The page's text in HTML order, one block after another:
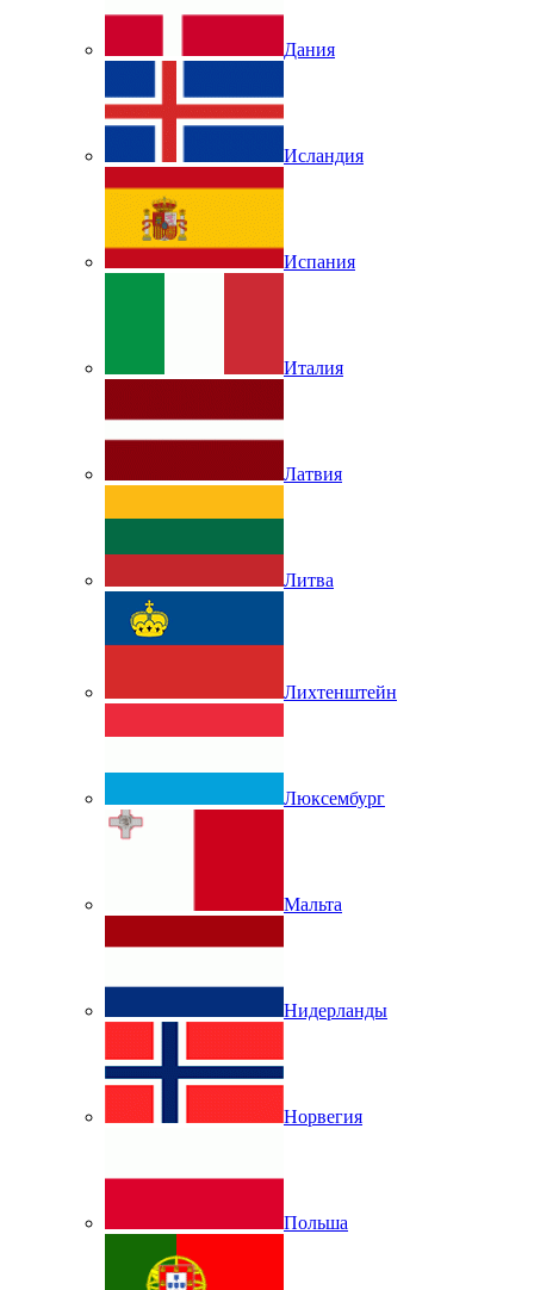
Дания
Исландия
Испания
Италия
Латвия
Литва
Лихтенштейн
Люксембург
Мальта
Нидерланды
Норвегия
Польша